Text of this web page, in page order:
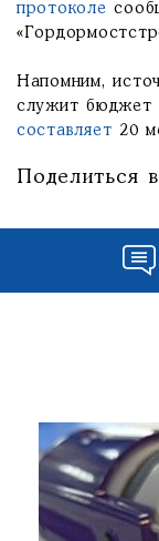
протоколе
Напомним,
служит бюджет
составляет20
Поделиться в